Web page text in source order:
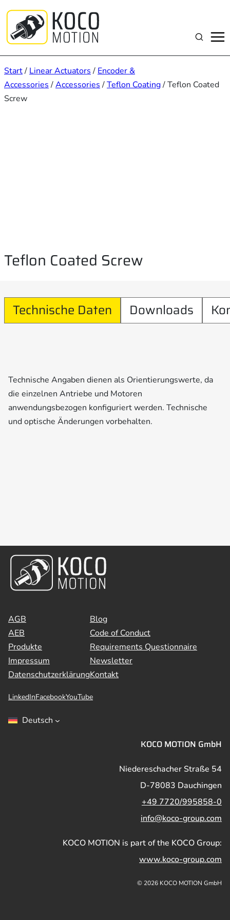
Inhalt
springen
Suchen
Start/ Linear Actuators / Encoder &
Accessories /Accessories /Teflon Coating/ Teflon Coated
Screw
Teflon Coated Screw
Technische Daten Downloads
Technische Angaben dienen als Orientierungswerte, da
die einzelnen Antriebe und Motoren
anwendungsbezogen konfiguriert werden. Technische
und optische Änderungen vorbehalten.
AGB
AEB
Produkte
Impressum
Datenschutzerklärung
Blog
Code of Conduct
Requirements Questionnaire
Newsletter
Kontakt
LinkedInFacebookYouTube
Deutsch
KOCO MOTION GmbH
Niedereschacher Straße 54
D-78083 Dauchingen
+49 7720/995858-0
info@koco-group.com
KOCO MOTION is part of the KOCO Group:
www.koco-group.com
© 2026 KOCO MOTION GmbH